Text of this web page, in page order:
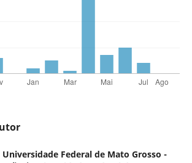
Universidade Federal de Mato Grosso -